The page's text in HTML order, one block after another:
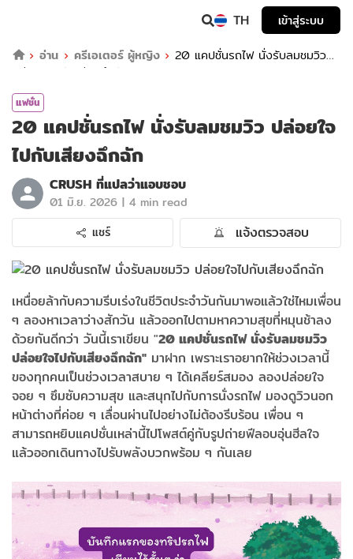
TH
เข้าสู่ระบบ
อ่าน
ครีเอเตอร์ ผู้หญิง
20 แคปชั่นรถไฟ นั่งรับลมชมวิว
ปล่อยใจไปกับเสียงฉึกฉัก
แฟชั่น
20 แคปชั่นรถไฟ นั่งรับลมชมวิว ปล่อยใจ
ไปกับเสียงฉึกฉัก
CRUSH ที่แปลว่าแอบชอบ
01 มิ.ย. 2026 | 4 min read
แชร์
แจ้งตรวจสอบ
เหนื่อยล้ากับความรีบเร่งในชีวิตประจำวันกันมาพอแล้วใช่ไหมเพื่อน
ๆ ลองหาเวลาว่างสักวัน แล้วออกไปตามหาความสุขที่หมุนช้าลง
ด้วยกันดีกว่า วันนี้เราเขียน "20 แคปชั่นรถไฟ นั่งรับลมชมวิว
ปล่อยใจไปกับเสียงฉึกฉัก" มาฝาก เพราะเราอยากให้ช่วงเวลานี้
ของทุกคนเป็นช่วงเวลาสบาย ๆ ได้เคลียร์สมอง ลองปล่อยใจ
จอย ๆ ซึมซับความสุข และสนุกไปกับการนั่งรถไฟ มองดูวิวนอก
หน้าต่างที่ค่อย ๆ เลื่อนผ่านไปอย่างไม่ต้องรีบร้อน เพื่อน ๆ
สามารถหยิบแคปชั่นเหล่านี้ไปโพสต์คู่กับรูปถ่ายฟีลอบอุ่นฮีลใจ
แล้วออกเดินทางไปรับพลังบวกพร้อม ๆ กันเลย